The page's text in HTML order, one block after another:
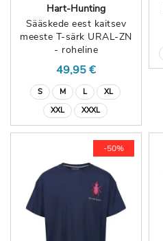
Hart-Hunting
Sääskede eest kaitsev
meeste T-särk URAL-ZN
- roheline
49,95 €
S M L
XL
XXL
XXXL
-50%